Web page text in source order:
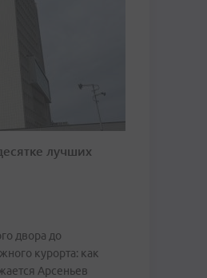
лучших
двора до
курорта: как
Арсеньев